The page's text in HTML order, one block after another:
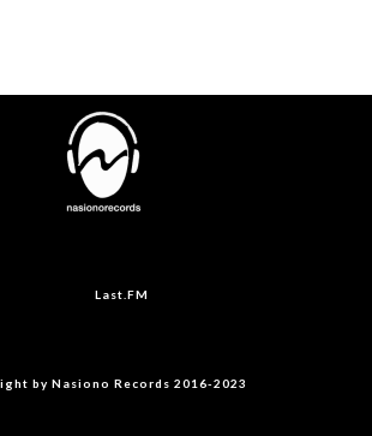
Last.FM
by Nasiono Records 2016-2023